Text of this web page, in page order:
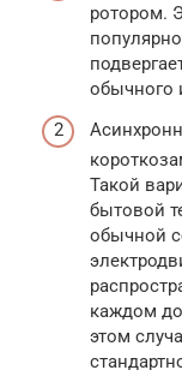
ротором.
обычного
Такой
бытовой
обычной
каждом
этом